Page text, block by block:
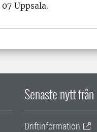
Uppsala.
Senaste nytt från
Driftinformation